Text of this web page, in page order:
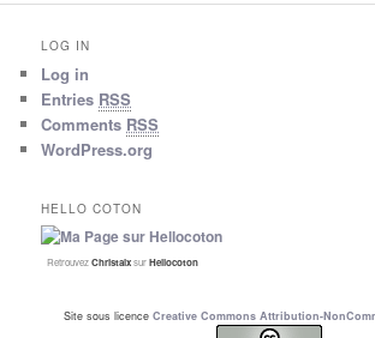
LOG IN
Log in
Entries RSS
Comments RSS
WordPress.org
HELLO COTON
RetrouvezChristalxsurHellocoton
Site sous licence Creative Commons Attribution-